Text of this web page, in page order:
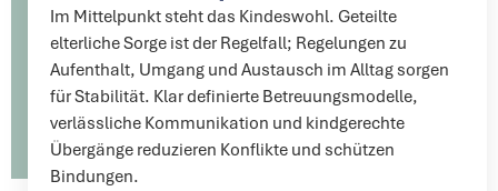
Im Mittelpunkt steht das Kindeswohl. Geteilte
elterliche Sorge ist der Regelfall; Regelungen zu
Aufenthalt, Umgang und Austausch im Alltag sorgen
für Stabilität. Klar definierte Betreuungsmodelle,
verlässliche Kommunikation und kindgerechte
Übergänge reduzieren Konflikte und schützen
Bindungen.